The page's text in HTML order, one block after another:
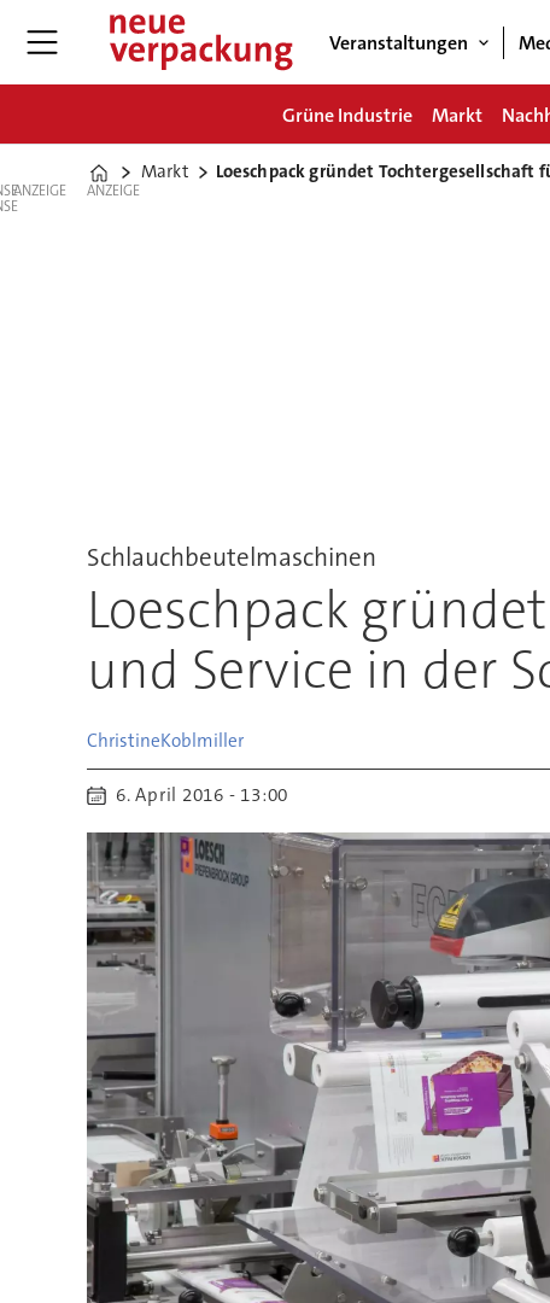
Veranstaltungen
Grüne Industrie Markt
Home
Markt Loeschpack gründet Tochtergesellschaft
ANZEIGE ANZEIGE
Schlauchbeutelmaschinen
Loeschpack
und Service in der
ChristineKoblmiller
6. April 2016 - 13:00